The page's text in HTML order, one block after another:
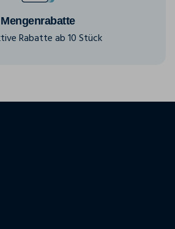
Mengenrabatte
Rabatte ab 10 Stück